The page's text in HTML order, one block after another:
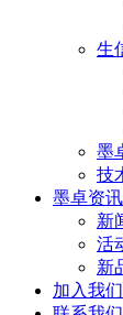
生
墨
技
墨卓资讯
新
活
新
加入我们